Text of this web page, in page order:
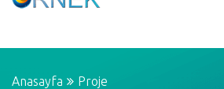
Anasayfa Proje